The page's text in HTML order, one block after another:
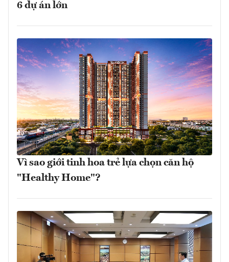
6 dự án lớn
Vì sao giới tinh hoa trẻ lựa chọn căn hộ
"Healthy Home"?